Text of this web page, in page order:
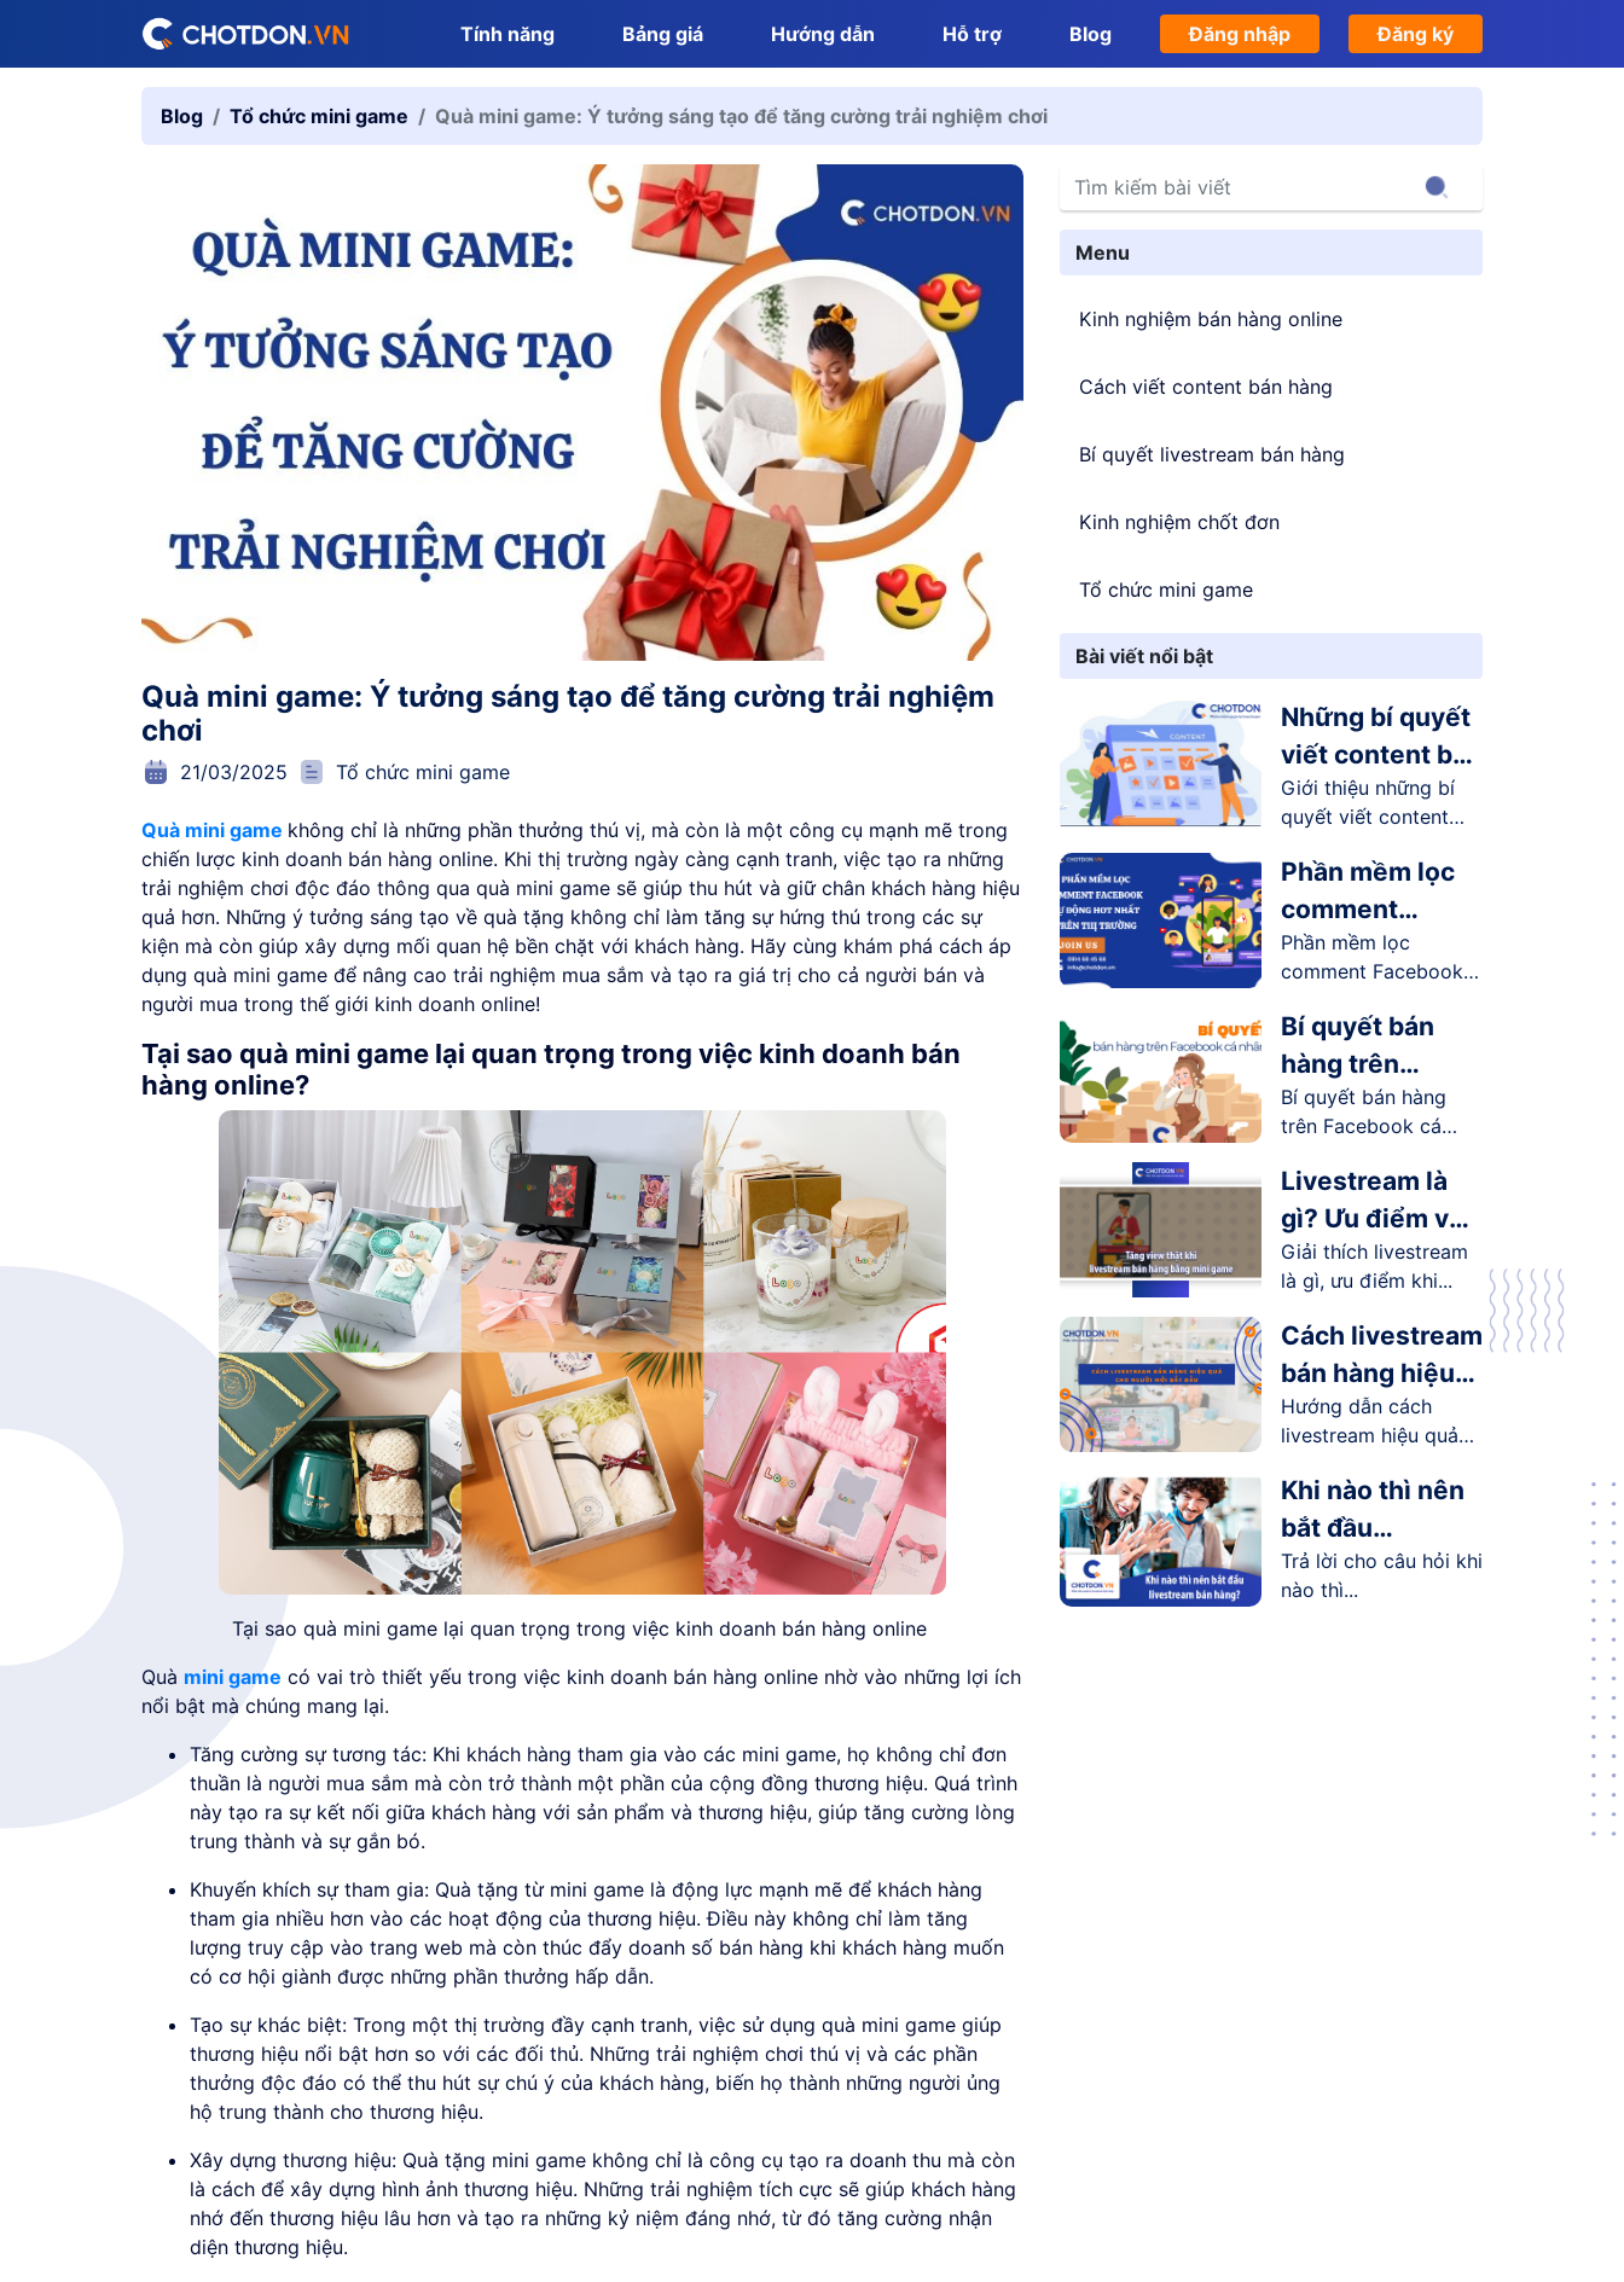
Tính năng Bảng giá Hướng dẫn Hỗ trợ Blog Đăng nhập Đăng ký
Blog Tổ chức mini game Quà mini game: Ý tưởng sáng tạo để tăng cường trải nghiệm chơi
Quà mini game: Ý tưởng sáng tạo để tăng cường trải nghiệm
chơi
21/03/2025 Tổ chức mini game
Quà mini game không chỉ là những phần thưởng thú vị, mà còn là một công cụ mạnh mẽ trong
chiến lược kinh doanh bán hàng online. Khi thị trường ngày càng cạnh tranh, việc tạo ra những
trải nghiệm chơi độc đáo thông qua quà mini game sẽ giúp thu hút và giữ chân khách hàng hiệu
quả hơn. Những ý tưởng sáng tạo về quà tặng không chỉ làm tăng sự hứng thú trong các sự
kiện mà còn giúp xây dựng mối quan hệ bền chặt với khách hàng. Hãy cùng khám phá cách áp
dụng quà mini game để nâng cao trải nghiệm mua sắm và tạo ra giá trị cho cả người bán và
người mua trong thế giới kinh doanh online!
Tại sao quà mini game lại quan trọng trong việc kinh doanh bán
hàng online?
Tại sao quà mini game lại quan trọng trong việc kinh doanh bán hàng online
Quà mini game có vai trò thiết yếu trong việc kinh doanh bán hàng online nhờ vào những lợi ích
nổi bật mà chúng mang lại.
Tăng cường sự tương tác: Khi khách hàng tham gia vào các mini game, họ không chỉ đơn
thuần là người mua sắm mà còn trở thành một phần của cộng đồng thương hiệu. Quá trình
này tạo ra sự kết nối giữa khách hàng với sản phẩm và thương hiệu, giúp tăng cường lòng
trung thành và sự gắn bó.
Khuyến khích sự tham gia: Quà tặng từ mini game là động lực mạnh mẽ để khách hàng
tham gia nhiều hơn vào các hoạt động của thương hiệu. Điều này không chỉ làm tăng
lượng truy cập vào trang web mà còn thúc đẩy doanh số bán hàng khi khách hàng muốn
có cơ hội giành được những phần thưởng hấp dẫn.
Tạo sự khác biệt: Trong một thị trường đầy cạnh tranh, việc sử dụng quà mini game giúp
thương hiệu nổi bật hơn so với các đối thủ. Những trải nghiệm chơi thú vị và các phần
thưởng độc đáo có thể thu hút sự chú ý của khách hàng, biến họ thành những người ủng
hộ trung thành cho thương hiệu.
Xây dựng thương hiệu: Quà tặng mini game không chỉ là công cụ tạo ra doanh thu mà còn
là cách để xây dựng hình ảnh thương hiệu. Những trải nghiệm tích cực sẽ giúp khách hàng
nhớ đến thương hiệu lâu hơn và tạo ra những kỷ niệm đáng nhớ, từ đó tăng cường nhận
diện thương hiệu.
Search
Menu
Kinh nghiệm bán hàng online
Cách viết content bán hàng
Bí quyết livestream bán hàng
Kinh nghiệm chốt đơn
Tổ chức mini game
Bài viết nổi bật
Những bí quyết
viết content bán
hàng online trên
Facebook
Giới thiệu những bí
quyết viết content
Phần mềm lọc
comment
Facebook tự
động hot nhất
trên thị trường
Phần mềm lọc
comment Facebook
Bí quyết bán
hàng trên
Facebook cá
nhân hiệu quả
Bí quyết bán hàng
trên Facebook cá
Livestream là
gì? Ưu điểm và
lợi ích
livestream
mang lại như
thế nào?
Giải thích livestream
là gì, ưu điểm khi...
Cách livestream
bán hàng hiệu
quả cho người
mới bắt đầu
Hướng dẫn cách
livestream hiệu quả
Khi nào thì nên
bắt đầu
livestream bán
hàng?
Trả lời cho câu hỏi khi
nào thì...